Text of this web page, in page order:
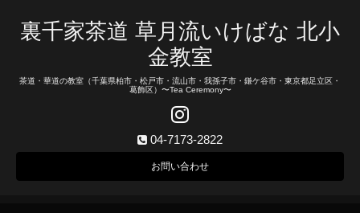
裏千家茶道 草月流いけばな 北小
金教室
茶道・華道の教室（千葉県柏市・松戸市・流山市・我孫子市・鎌ケ谷市・東京都足立区・
葛飾区）〜Tea Ceremony〜
04-7173-2822
お問い合わせ